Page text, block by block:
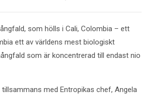
som hölls i Cali, Colombia – ett
ett av världens mest biologiskt
som är koncentrerad till endast nio
med Entropikas chef, Angela